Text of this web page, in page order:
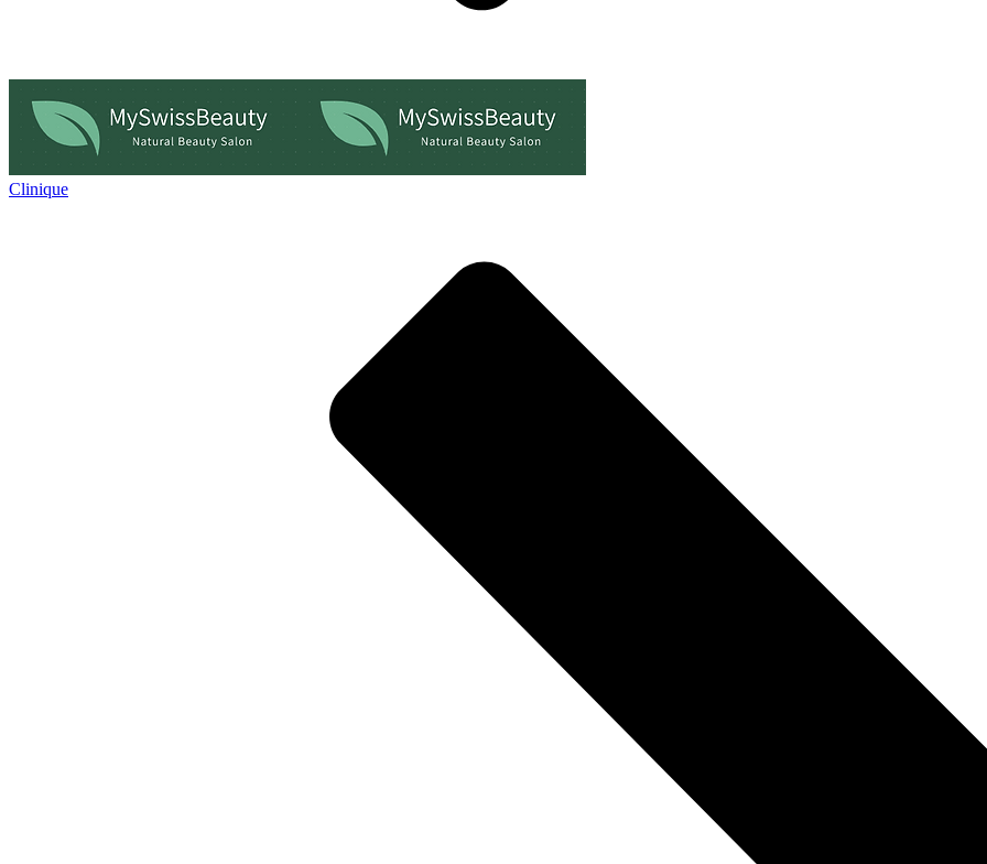
Clinique